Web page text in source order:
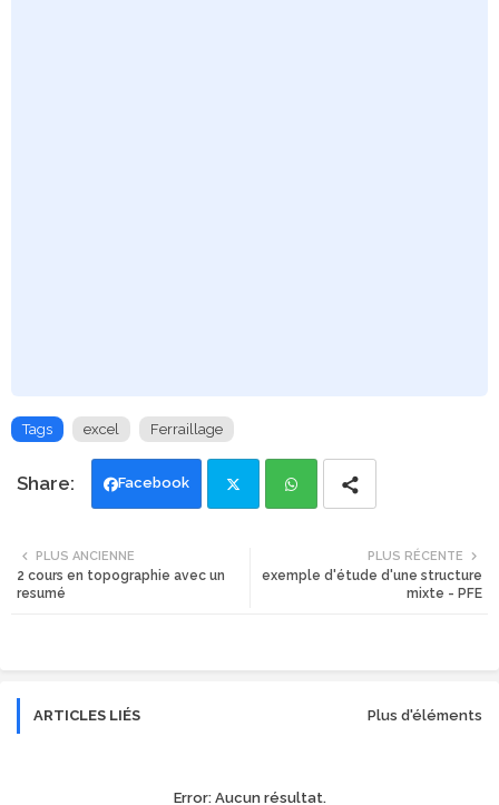
Tags excel Ferraillage
Facebook
tte ats
PLUS RÉCENTE
exemple d'étude d'une structure
mixte - PFE
PLUS ANCIENNE
2 cours en topographie avec un
resumé
ARTICLES LIÉS Plus d'éléments
Error:Aucun résultat.